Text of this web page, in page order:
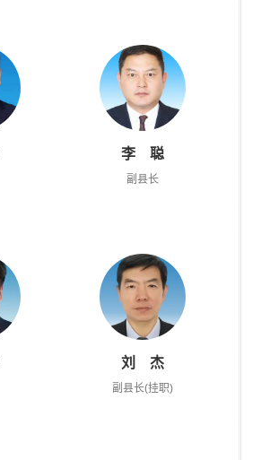
李 聪
副县长
刘 杰
副县长(挂职)